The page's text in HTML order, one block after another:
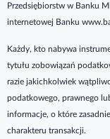
Przedsiębiorstw w Banku
internetowej Banku
Każdy, kto nabywa
tytułu zobowiązań
razie jakichkolwiek
podatkowego, prawnego
informacje, o które
charakteru transakcji.